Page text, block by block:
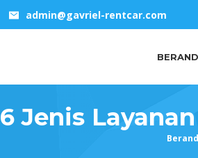
admin@gavriel-rentcar.com
6 Jenis